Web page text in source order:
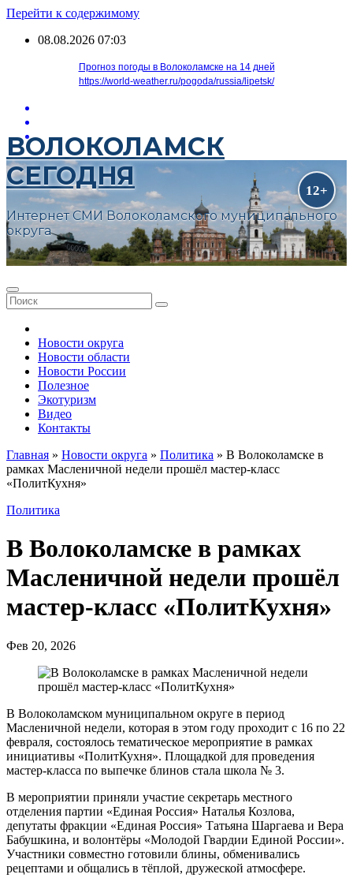
Перейти к содержимому
08.08.2026 07:03
Прогноз погоды в Волоколамске на 14 дней
https://world-weather.ru/pogoda/russia/lipetsk/
ВОЛОКОЛАМСК
СЕГОДНЯ
Интернет СМИ Волоколамского муниципального
округа
Новости округа
Новости области
Новости России
Полезное
Экотуризм
Видео
Контакты
Главная » Новости округа » Политика » В Волоколамске в
рамках Масленичной недели прошёл мастер-класс
«ПолитКухня»
Политика
В Волоколамске в рамках
Масленичной недели прошёл
мастер-класс «ПолитКухня»
Фев 20, 2026
В Волоколамском муниципальном округе в период
Масленичной недели, которая в этом году проходит с 16 по 22
февраля, состоялось тематическое мероприятие в рамках
инициативы «ПолитКухня». Площадкой для проведения
мастер-класса по выпечке блинов стала школа № 3.
В мероприятии приняли участие секретарь местного
отделения партии «Единая Россия» Наталья Козлова,
депутаты фракции «Единая Россия» Татьяна Шаргаева и Вера
Бабушкина, и волонтёры «Молодой Гвардии Единой России».
Участники совместно готовили блины, обменивались
рецептами и общались в тёплой, дружеской атмосфере.